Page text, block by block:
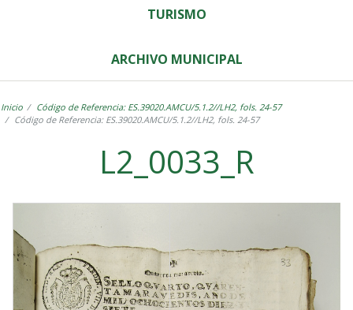
TURISMO
ARCHIVO MUNICIPAL
Inicio
Código de Referencia: ES.39020.AMCU/5.1.2//LH2, fols. 24-57
Código de Referencia: ES.39020.AMCU/5.1.2//LH2, fols. 24-57
L2_0033_R